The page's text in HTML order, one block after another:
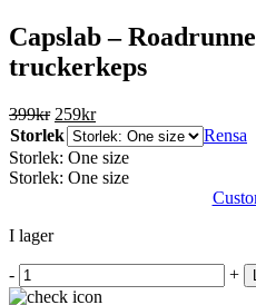
Capslab –
truckerkeps
399kr 259kr
Storlek
Rensa
Storlek: One size
Storlek: One size
I lager
- +